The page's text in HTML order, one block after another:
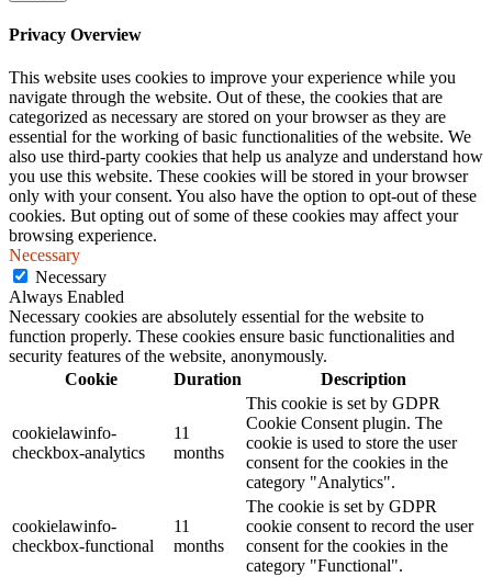
Privacy Overview
This website uses cookies to improve your experience while you
navigate through the website. Out of these, the cookies that are
categorized as necessary are stored on your browser as they are
essential for the working of basic functionalities of the website. We
also use third-party cookies that help us analyze and understand how
you use this website. These cookies will be stored in your browser
only with your consent. You also have the option to opt-out of these
cookies. But opting out of some of these cookies may affect your
browsing experience.
Necessary
Necessary
Always Enabled
Necessary cookies are absolutely essential for the website to
function properly. These cookies ensure basic functionalities and
security features of the website, anonymously.
Cookie
Duration Description
cookielawinfo-
checkbox-analytics
11
months
This cookie is set by GDPR
Cookie Consent plugin. The
cookie is used to store the user
consent for the cookies in the
category "Analytics".
cookielawinfo-
checkbox-functional
11
months
The cookie is set by GDPR
cookie consent to record the user
consent for the cookies in the
category "Functional".